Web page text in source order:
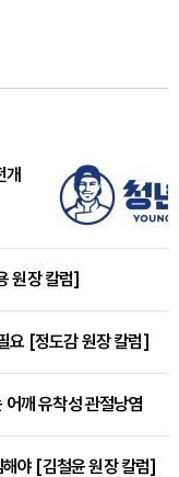
개
원장 칼럼]
요 [정도감 원장 칼럼]
깨 유착성 관절낭염
야 [김철윤 원장 칼럼]